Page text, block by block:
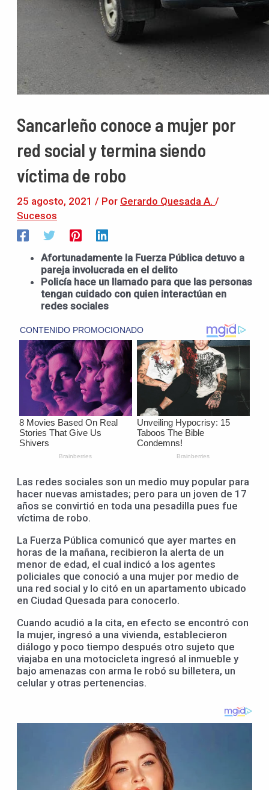
Sancarleño conoce a mujer por
red social y termina siendo
víctima de robo
25 agosto, 2021 / Por Gerardo Quesada A. /
Sucesos
Afortunadamente la Fuerza Pública detuvo a
pareja involucrada en el delito
Policía hace un llamado para que las personas
tengan cuidado con quien interactúan en
redes sociales
Las redes sociales son un medio muy popular para
hacer nuevas amistades; pero para un joven de 17
años se convirtió en toda una pesadilla pues fue
víctima de robo.
La Fuerza Pública comunicó que ayer martes en
horas de la mañana, recibieron la alerta de un
menor de edad, el cual indicó a los agentes
policiales que conoció a una mujer por medio de
una red social y lo citó en un apartamento ubicado
en Ciudad Quesada para conocerlo.
Cuando acudió a la cita, en efecto se encontró con
la mujer, ingresó a una vivienda, establecieron
diálogo y poco tiempo después otro sujeto que
viajaba en una motocicleta ingresó al inmueble y
bajo amenazas con arma le robó su billetera, un
celular y otras pertenencias.